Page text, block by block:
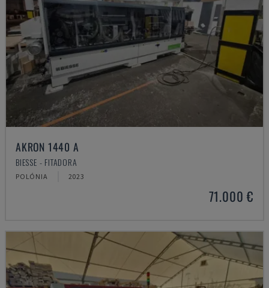
AKRON 1440 A
BIESSE - FITADORA
POLÓNIA 2023
71.000 €